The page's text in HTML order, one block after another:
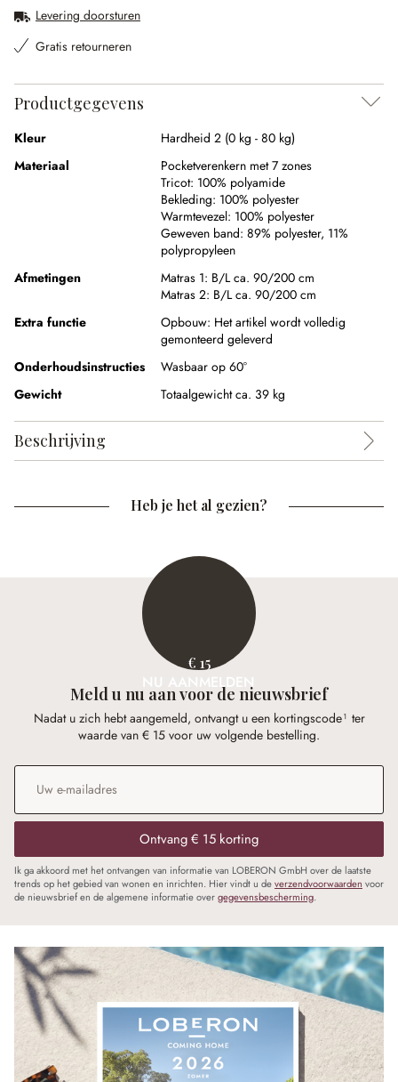
Levering doorsturen
Gratis retourneren
Productgegevens
Kleur
Hardheid 2 (0 kg - 80 kg)
Materiaal
Pocketverenkern met 7 zones
Tricot: 100% polyamide
Bekleding: 100% polyester
Warmtevezel: 100% polyester
Geweven band: 89% polyester, 11%
polypropyleen
Afmetingen
Matras 1: B/L ca. 90/200 cm
Matras 2: B/L ca. 90/200 cm
Extra functie
Opbouw: Het artikel wordt volledig
gemonteerd geleverd
Onderhoudsinstructies
Wasbaar op 60°
Gewicht
Totaalgewicht ca. 39 kg
Beschrijving
Heb je het al gezien?
€ 15
NU AANMELDEN
Meld u nu aan voor de nieuwsbrief
Nadat u zich hebt aangemeld, ontvangt u een kortingscode¹ ter
waarde van € 15 voor uw volgende bestelling.
E-mailadres
Ontvang € 15 korting
Ik ga akkoord met het ontvangen van informatie van LOBERON GmbH over de laatste
trends op het gebied van wonen en inrichten. Hier vindt u deverzendvoorwaarden voor
de nieuwsbrief en de algemene informatie overgegevensbescherming.